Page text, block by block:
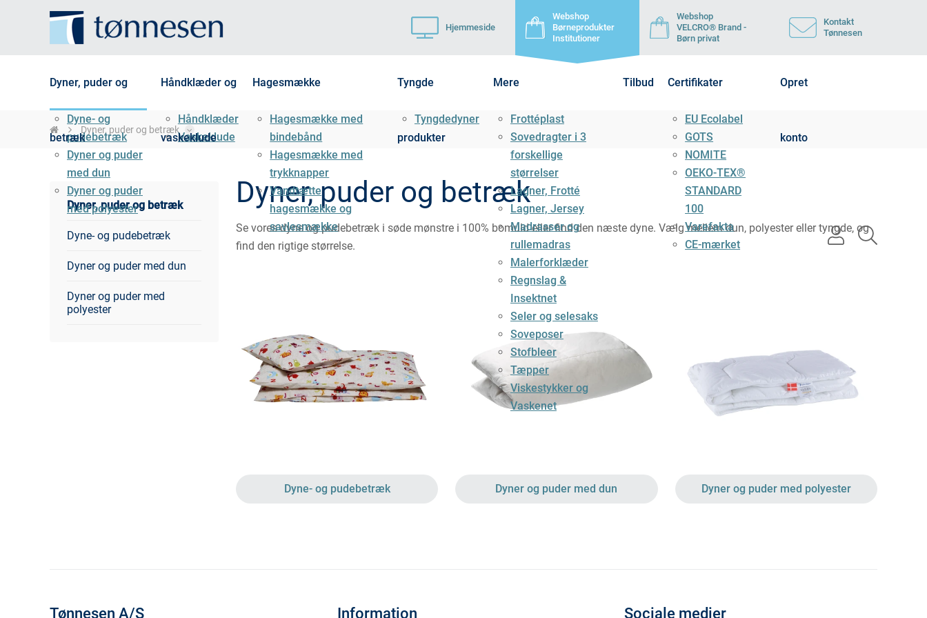
Hjemmeside
Webshop
Børneprodukter
Institutioner
Webshop
VELCRO® Brand -
Børn privat
Kontakt
Tønnesen
Dyner, puder og
betræk
Dyne- og
pudebetræk
Dyner og puder
med dun
Dyner og puder
med polyester
Håndklæder og
vaskeklude
Håndklæder
Vaskeklude
Hagesmække
Hagesmække med
bindebånd
Hagesmække med
trykknapper
Vandtætte
hagesmække og
savlesmække
Tyngde
produkter
Tyngdedyner
Mere
Frottéplast
Sovedragter i 3
forskellige
størrelser
Lagner, Frotté
Lagner, Jersey
Madrasser og
rullemadras
Malerforklæder
Regnslag &
Insektnet
Seler og selesaks
Soveposer
Stofbleer
Tæpper
Viskestykker og
Vaskenet
Tilbud Certifikater
EU Ecolabel
GOTS
NOMITE
OEKO-TEX®
STANDARD
100
Varefakta
CE-mærket
Opret
konto
user
Dyner, puder og betræk
Dyner, puder og betræk
Dyne- og pudebetræk
Dyner og puder med dun
Dyner og puder med
polyester
Dyner, puder og betræk
Se vores dyne og pudebetræk i søde mønstre i 100% bomuld eller find den næste dyne. Vælg mellem dun, polyester eller tyngde, og
find den rigtige størrelse.
Dyne- og pudebetræk Dyner og puder med dun Dyner og puder med polyester
Tønnesen A/S Information Sociale medier